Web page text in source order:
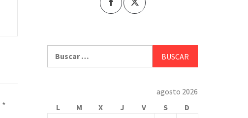
*
agosto 2026
L
M X J V S
D